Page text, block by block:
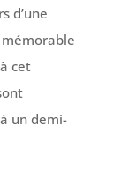
d’une
cet
un demi-